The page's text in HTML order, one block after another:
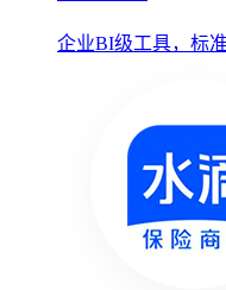
企业BI级工具，标